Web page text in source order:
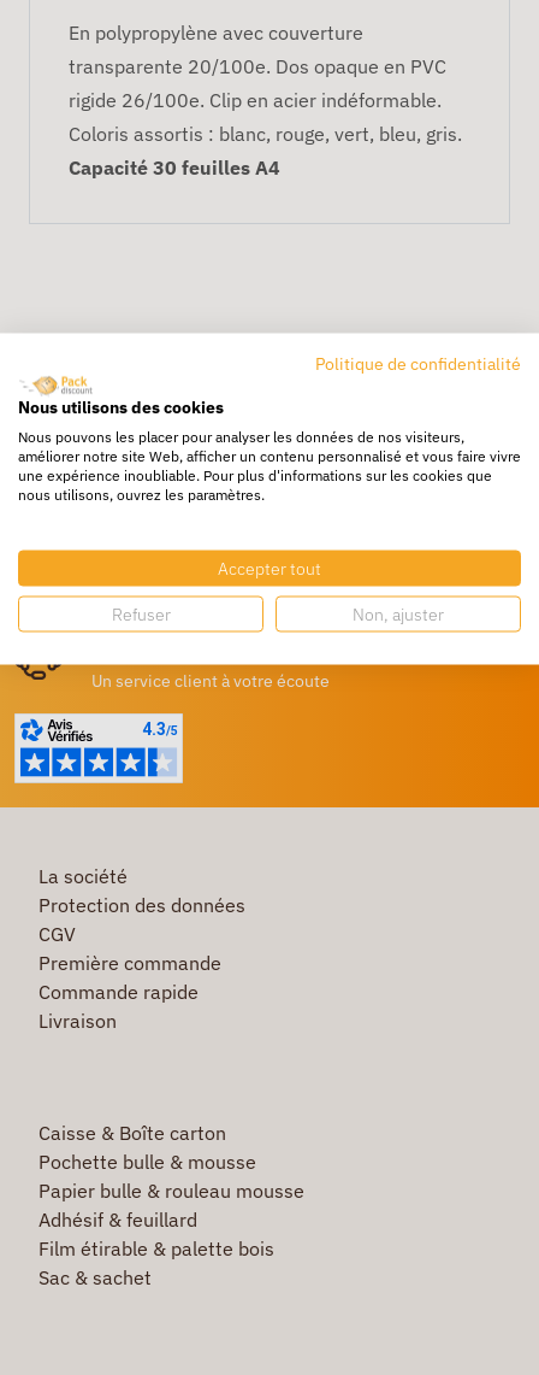
En polypropylène avec couverture
transparente 20/100e. Dos opaque en PVC
rigide 26/100e. Clip en acier indéformable.
Coloris assortis : blanc, rouge, vert, bleu, gris.
Capacité 30 feuilles A4
Livraison rapide
24/72h partout en europe
Livraison gratuite
Profitez de prix bas toute l’année
Un service client à votre écoute
La société
Protection des données
CGV
Première commande
Commande rapide
Livraison
Caisse & Boîte carton
Pochette bulle & mousse
Papier bulle & rouleau mousse
Adhésif & feuillard
Film étirable & palette bois
Sac & sachet
Politique de confidentialité
Nous utilisons des cookies
Nous pouvons les placer pour analyser les données de nos visiteurs,
améliorer notre site Web, afficher un contenu personnalisé et vous faire vivre
une expérience inoubliable. Pour plus d'informations sur les cookies que
nous utilisons, ouvrez les paramètres.
Accepter tout
Refuser Non, ajuster